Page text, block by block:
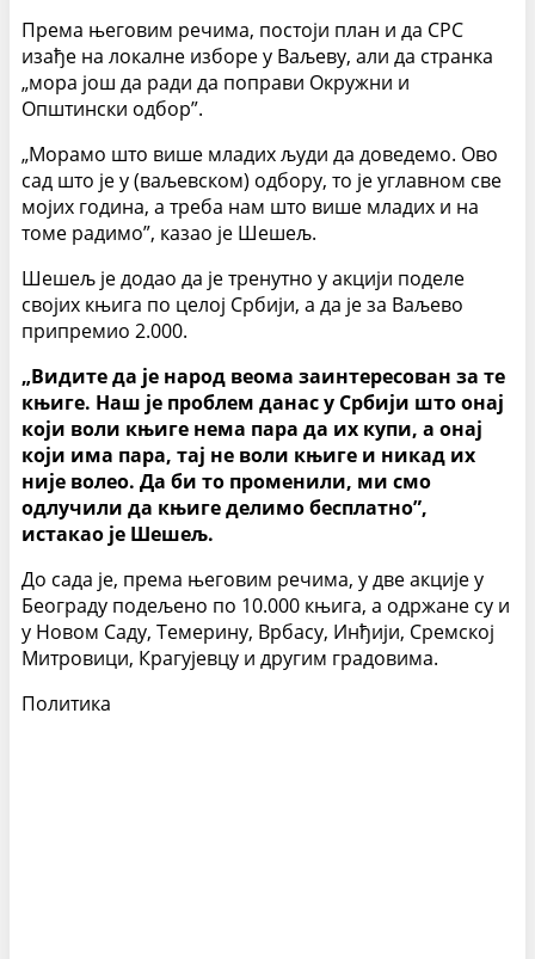
Према његовим речима, постоји план и да СРС
изађе на локалне изборе у Ваљеву, али да странка
„мора још да ради да поправи Окружни и
Општински одбор”.
„Морамо што више младих људи да доведемо. Ово
сад што је у (ваљевском) одбору, то је углавном све
мојих година, а треба нам што више младих и на
томе радимо”, казао је Шешељ.
Шешељ је додао да је тренутно у акцији поделе
својих књига по целој Србији, а да је за Ваљево
припремио 2.000.
„Видите да је народ веома заинтересован за те
књиге. Наш је проблем данас у Србији што онај
који воли књиге нема пара да их купи, а онај
који има пара, тај не воли књиге и никад их
није волео. Да би то променили, ми смо
одлучили да књиге делимо бесплатно”,
истакао је Шешељ.
До сада је, према његовим речима, у две акције у
Београду подељено по 10.000 књига, а одржане су и
у Новом Саду, Темерину, Врбасу, Инђији, Сремској
Митровици, Крагујевцу и другим градовима.
Политика